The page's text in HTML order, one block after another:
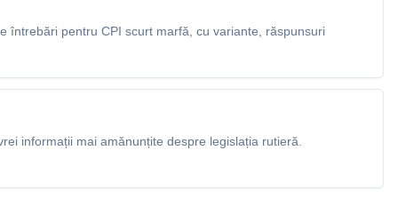
întrebări pentru CPI scurt marfă, cu variante, răspunsuri
informații mai amănunțite despre legislația rutieră.